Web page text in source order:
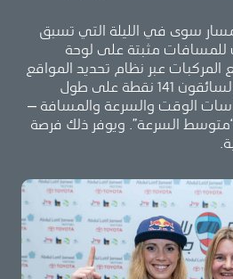
سوى في الليلة التي تسبق
للمسافات مثبتة على لوحة
عبر نظام تحديد المواقع
العالمي (GPS) . ويعبر السائقون 141 نقطة على طول
الوقت والسرعة والمسافة –
السرعة”. ويوفر ذلك فرصة